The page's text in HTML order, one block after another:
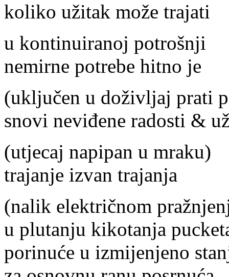
koliko užitak može trajati
u kontinuiranoj potrošnji
nemirne potrebe hitno je
(uključen u doživljaj prati
snovi neviđene radosti &
(utjecaj napipan u mraku)
trajanje izvan trajanja
(nalik električnom
u plutanju kikotanja
porinuće u izmijenjeno